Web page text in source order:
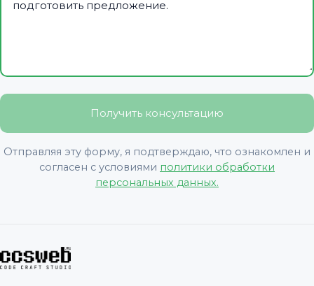
Получить консультацию
Отправляя эту форму, я подтверждаю, что ознакомлен и
согласен с условиями политики обработки
персональных данных.